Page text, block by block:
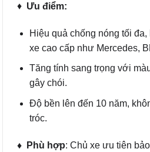
♦ Ưu điểm:
Hiệu quả chống nóng tối
xe cao cấp như Mercedes,
Tăng tính sang trọng với
gây chói.
Độ bền lên đến 10 năm,
tróc.
♦ Phù hợp: Chủ xe ưu tiên